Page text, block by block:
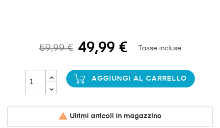
59,99 € 49,99 € Tasse incluse
AGGIUNGI AL CARRELLO
 Ultimi articoli in magazzino